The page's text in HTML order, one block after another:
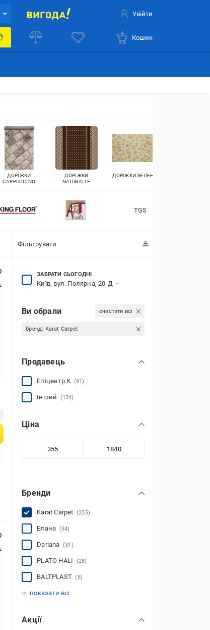
Увійти
Кошик
ДОРІЖКИ
CAPPUCCINO
ДОРІЖКИ
NATURALLE
ДОРІЖКИ ЗЕЛЕНІ
TGS
Фільтрувати
ЗАБРАТИ СЬОГОДНІ
Київ, вул. Полярна, 20-Д
Ви обрали очистити всі
бренд: Karat Carpet
Продавець
Епіцентр К (91)
Інший (134)
Ціна
Бренди
Karat Carpet (225)
Елана (34)
Dariana (31)
PLATO HALI (28)
BALTPLAST(5)
показати всі
Акції